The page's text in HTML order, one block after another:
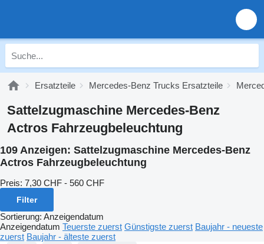
Ersatzteile Mercedes-Benz Trucks Ersatzteile
Sattelzugmaschine Mercedes-Benz
Actros Fahrzeugbeleuchtung
109 Anzeigen: Sattelzugmaschine Mercedes-Benz
Actros Fahrzeugbeleuchtung
Preis: 7,30 CHF - 560 CHF
Filter
Sortierung: Anzeigendatum
Anzeigendatum Teuerste zuerst Günstigste zuerst Baujahr - neueste
zuerst Baujahr - älteste zuerst